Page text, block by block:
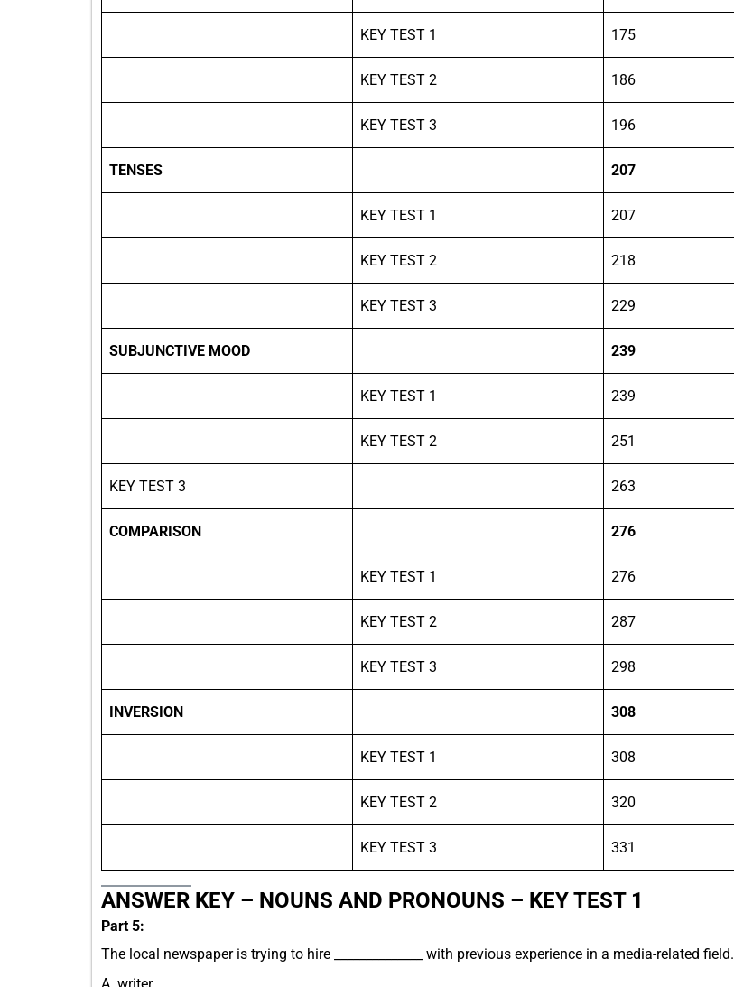
KEY TEST 1 175
KEY TEST 2 186
KEY TEST 3 196
TENSES 207
KEY TEST 1 207
KEY TEST 2 218
KEY TEST 3 229
SUBJUNCTIVE MOOD 239
KEY TEST 1 239
KEY TEST 2 251
KEY TEST 3 263
COMPARISON 276
KEY TEST 1 276
KEY TEST 2 287
KEY TEST 3 298
INVERSION 308
KEY TEST 1 308
KEY TEST 2 320
KEY TEST 3 331
ANSWER KEY – NOUNS AND PRONOUNS – KEY TEST 1
Part 5:
The local newspaper is trying to hire ______________ with previous experience in a media-related field.